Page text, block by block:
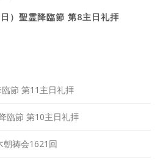
）聖霊降臨節 第8主日礼拝
節 第11主日礼拝
臨節 第10主日礼拝
祷会1621回